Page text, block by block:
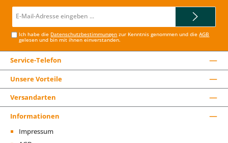
Mail-
Ich habe die Datenschutzbestimmungen zur Kenntnis genommen und dieAGB
gelesen und bin mit ihnen einverstanden.
Service-Telefon
Unsere Vorteile
Versandarten
Informationen
Impressum